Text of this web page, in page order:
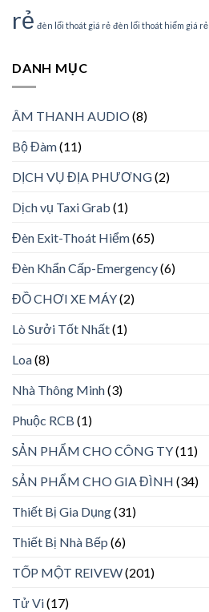
rẻ đèn lối thoát giá rẻ đèn lối thoát hiểm giá rẻ
DANH MỤC
ÂM THANH AUDIO(8)
Bộ Đàm(11)
DỊCH VỤ ĐỊA PHƯƠNG(2)
Dịch vụ Taxi Grab (1)
Đèn Exit-Thoát Hiểm(65)
Đèn Khẩn Cấp-Emergency(6)
ĐỒ CHƠI XE MÁY(2)
Lò Sưởi Tốt Nhất(1)
Loa(8)
Nhà Thông Minh(3)
Phuộc RCB (1)
SẢN PHẨM CHO CÔNG TY(11)
SẢN PHẨM CHO GIA ĐÌNH (34)
Thiết Bị Gia Dụng(31)
Thiết Bị Nhà Bếp (6)
TỐP MỘT REIVEW(201)
Tử Vi(17)